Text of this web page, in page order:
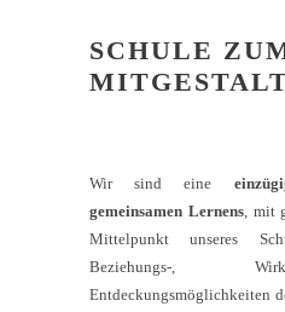
SCHULE
Wir sind eine
gemeinsamen Lernens, mit
Mittelpunkt unseres
Beziehungs-,
Entdeckungsmöglichkeiten